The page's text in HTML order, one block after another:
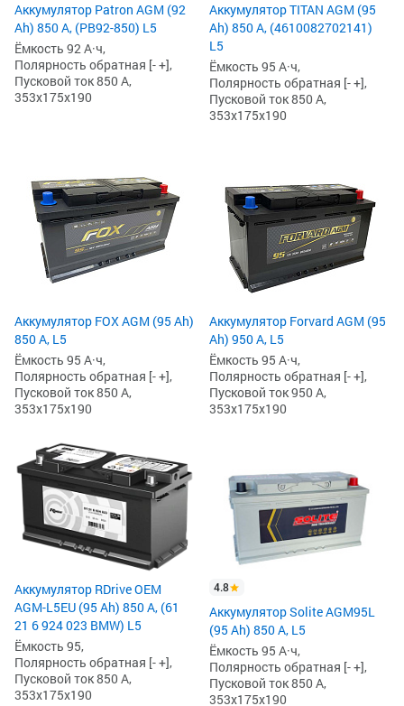
Аккумулятор Patron AGM (92
Ah) 850 А, (PB92-850) L5
Ёмкость 92 А·ч,
Полярность обратная [- +],
Пусковой ток 850 А,
353x175x190
Аккумулятор TITAN AGM (95
Ah) 850 А, (4610082702141)
L5
Ёмкость 95 А·ч,
Полярность обратная [- +],
Пусковой ток 850 А,
353x175x190
Аккумулятор FOX AGM (95 Ah)
850 А, L5
Ёмкость 95 А·ч,
Полярность обратная [- +],
Пусковой ток 850 А,
353x175x190
Аккумулятор Forvard AGM (95
Ah) 950 А, L5
Ёмкость 95 А·ч,
Полярность обратная [- +],
Пусковой ток 950 А,
353x175x190
Аккумулятор RDrive OEM
AGM-L5EU (95 Ah) 850 А, (61
21 6 924 023 BMW) L5
Ёмкость 95,
Полярность обратная [- +],
Пусковой ток 850 А,
353x175x190
4.8
Аккумулятор Solite AGM95L
(95 Ah) 850 А, L5
Ёмкость 95 А·ч,
Полярность обратная [- +],
Пусковой ток 850 А,
353x175x190